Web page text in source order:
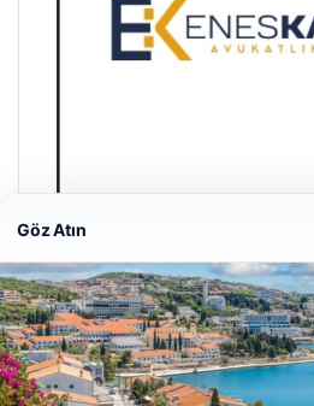
Enes Kaplan Avukatlık Bürosu
Nisan 28, 2026
Göz Atın